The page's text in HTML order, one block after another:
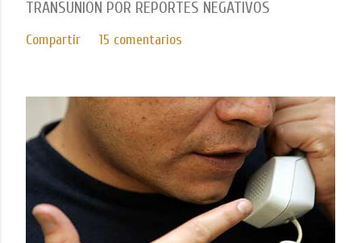
TRANSUNION POR REPORTES NEGATIVOS
Compartir 15 comentarios